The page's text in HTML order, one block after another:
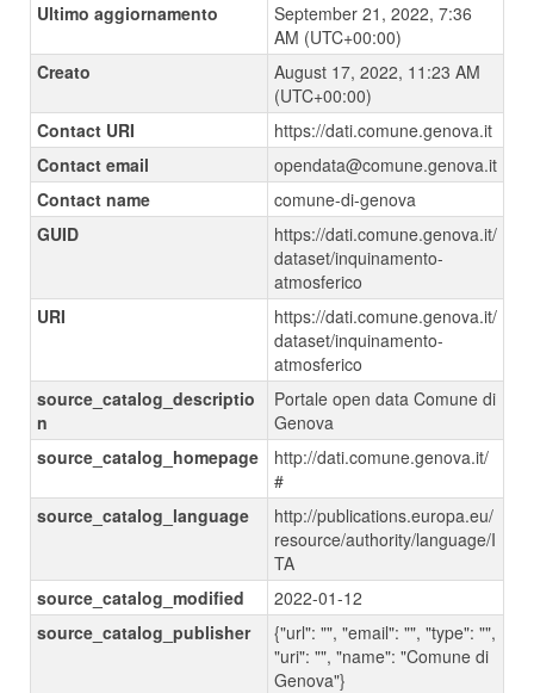
Ultimo aggiornamento
September 21, 2022, 7:36
AM (UTC+00:00)
Creato
August 17, 2022, 11:23 AM
(UTC+00:00)
Contact URI
https://dati.comune.genova.it
Contact email
opendata@comune.genova.it
Contact name
comune-di-genova
GUID
https://dati.comune.genova.it/
dataset/inquinamento-
atmosferico
URI
https://dati.comune.genova.it/
dataset/inquinamento-
atmosferico
source_catalog_descriptio
n
Portale open data Comune di
Genova
source_catalog_homepage
http://dati.comune.genova.it/
#
source_catalog_language
http://publications.europa.eu/
resource/authority/language/I
TA
source_catalog_modified
2022-01-12
source_catalog_publisher
{"url": "", "email": "", "type": "",
"uri": "", "name": "Comune di
Genova"}